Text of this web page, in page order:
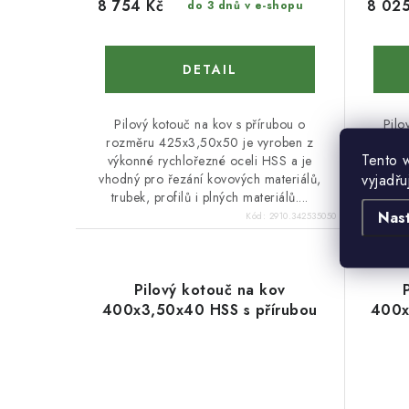
Tento
do 3 dnů v e-shopu
8 754 Kč
Pilový kotouč na kov s přírubou o
rozměru 425x3,50x50 je vyroben z
výkonné rychlořezné oceli HSS a je
vhodný pro řezání kovových materiálů,
trubek, profilů i plných materiálů....
Kód: 2910.342535050
8
Pilový kotouč na kov
400x3,50x40 HSS s přírubou